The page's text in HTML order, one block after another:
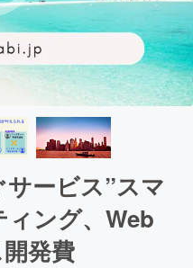
ービス”スマ
ング、Web
発費